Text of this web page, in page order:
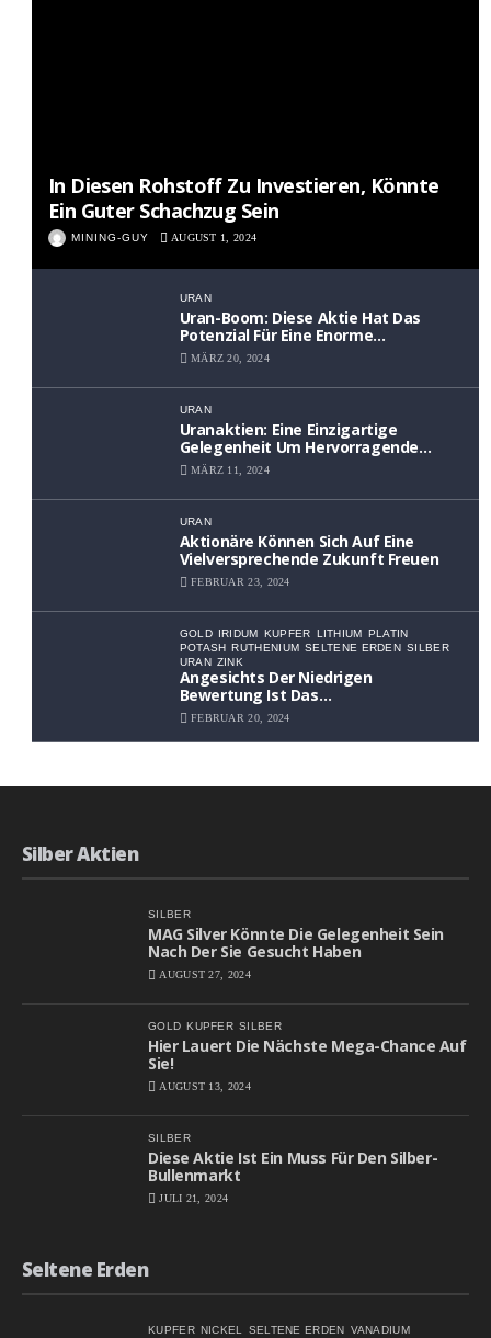
In Diesen Rohstoff Zu Investieren, Könnte
Ein Guter Schachzug Sein
MINING-GUY AUGUST 1, 2024
URAN
Uran-Boom: Diese Aktie Hat Das
Potenzial Für Eine Enorme
Wertsteigerung
MÄRZ 20, 2024
URAN
Uranaktien: Eine Einzigartige
Gelegenheit Um Hervorragende
Renditen Zu Erzielen
MÄRZ 11, 2024
URAN
Aktionäre Können Sich Auf Eine
Vielversprechende Zukunft Freuen
FEBRUAR 23, 2024
GOLD IRIDUM KUPFER LITHIUM PLATIN
POTASH RUTHENIUM SELTENE ERDEN SILBER
URAN ZINK
Angesichts Der Niedrigen
Bewertung Ist Das
Aufwärtspotenzial Erheblich
FEBRUAR 20, 2024
Silber Aktien
SILBER
MAG Silver Könnte Die Gelegenheit Sein
Nach Der Sie Gesucht Haben
AUGUST 27, 2024
GOLD KUPFER SILBER
Hier Lauert Die Nächste Mega-Chance Auf
Sie!
AUGUST 13, 2024
SILBER
Diese Aktie Ist Ein Muss Für Den Silber-
Bullenmarkt
JULI 21, 2024
Seltene Erden
KUPFER NICKEL SELTENE ERDEN VANADIUM